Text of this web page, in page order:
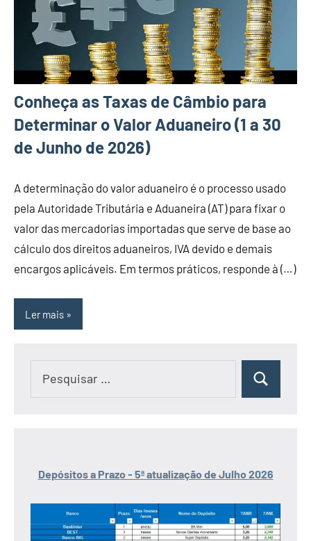
Conheça as Taxas de Câmbio para
Determinar o Valor Aduaneiro (1 a 30
de Junho de 2026)
A determinação do valor aduaneiro é o processo usado
pela Autoridade Tributária e Aduaneira (AT) para fixar o
valor das mercadorias importadas que serve de base ao
cálculo dos direitos aduaneiros, IVA devido e demais
encargos aplicáveis. Em termos práticos, responde à (…)
Ler mais
Pesquisar
Depósitos a Prazo - 5ª atualização de Julho 2026